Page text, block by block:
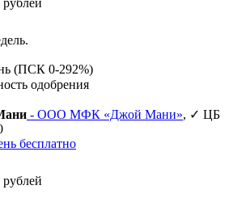
(ПСК 0-292%)
одобрения
- ООО МФК «Джой Мани», ✓ ЦБ
бесплатно